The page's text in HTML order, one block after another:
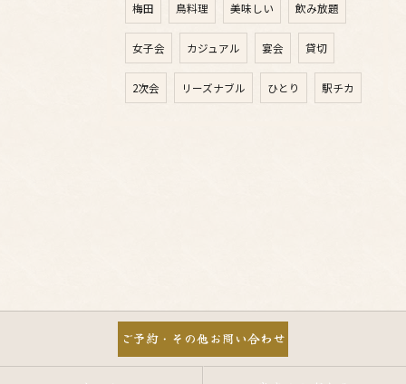
梅田 鳥料理 美味しい 飲み放題
女子会 カジュアル 宴会 貸切
2次会 リーズナブル ひとり 駅チカ
ご予約・その他お問い合わせ